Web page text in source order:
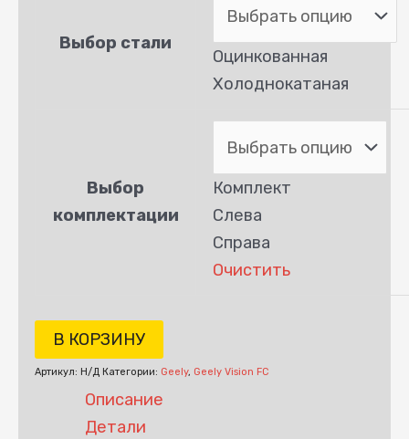
Выбор стали
Оцинкованная
Холоднокатаная
Выбор
комплектации
Комплект
Слева
Справа
Очистить
В КОРЗИНУ
Артикул: Н/Д Категории: Geely, Geely Vision FC
Описание
Детали